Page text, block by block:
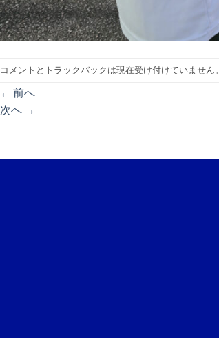
コメントとトラックバックは現在受け付けていません。
← 前へ
次へ →